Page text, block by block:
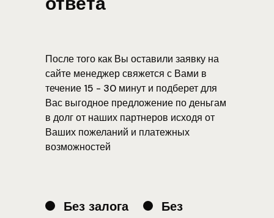
После того как Вы оставили заявку на
сайте менеджер свяжется с Вами в
течение 15 - 30 минут и подберет для
Вас выгодное предложение по деньгам
в долг от наших партнеров исходя от
Ваших пожеланий и платежных
возможностей
Без залога
Без